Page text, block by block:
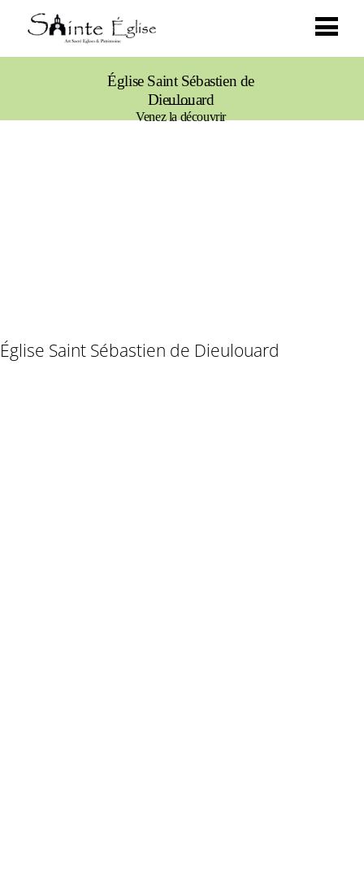
Église Saint Sébastien de
Dieulouard
Venez la découvrir
Église Saint Sébastien de Dieulouard